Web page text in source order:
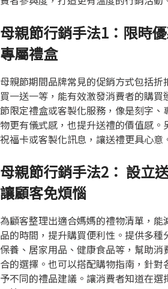
母親節行銷手法1：限時
專屬禮盒
母親節期間品牌常見的促銷方式包括折
買一送一等，能有效激發消費者的購買
節限定禮盒或客製化服務，像是刻字、
物更有儀式感，也提升送禮的價值感。
祝福卡或客製化訊息，讓送禮更具心意
母親節行銷手法2： 設立
讓顧客免煩惱
為顧客整理出適合媽媽的禮物清單，能
品的時間，提升購買便利性。提供多種
保養、居家用品、健康食品等，幫助消
合的選擇。也可以搭配購物指南，針對
予不同的禮品建議。讓消費者知道在選